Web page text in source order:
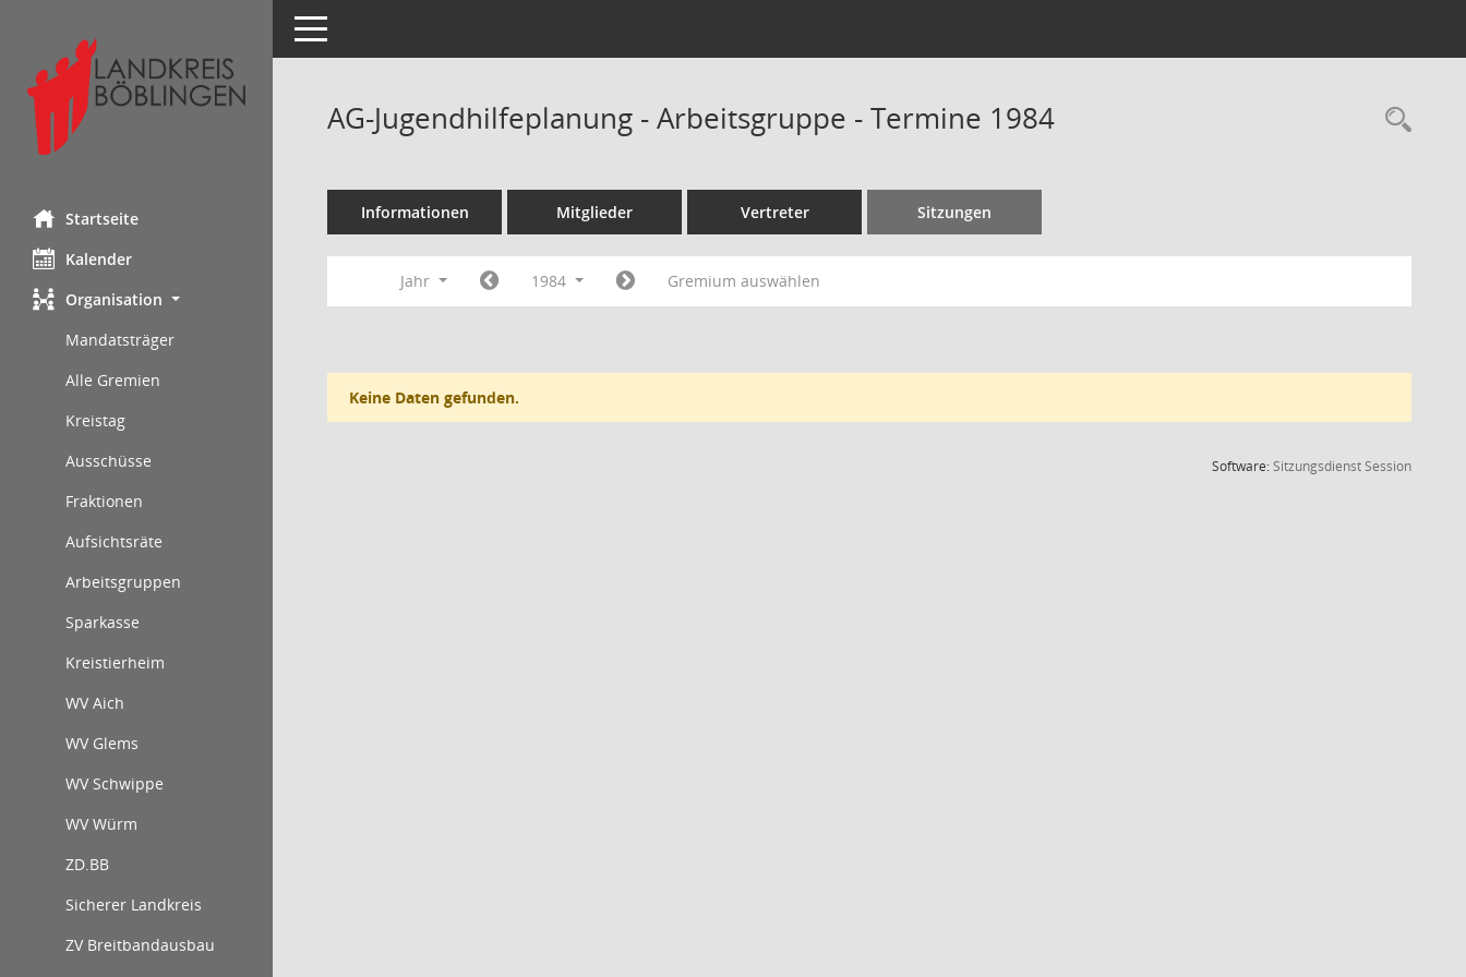
Startseite
Kalender
Organisation
Mandatsträger
Alle Gremien
Kreistag
Ausschüsse
Fraktionen
Aufsichtsräte
Arbeitsgruppen
Sparkasse
Kreistierheim
WV Aich
WV Glems
WV Schwippe
WV Würm
ZD.BB
Sicherer Landkreis
ZV Breitbandausbau
Toggle navigation
AG-Jugendhilfeplanung - Arbeitsgruppe - Termine 1984
Informationen Mitglieder Vertreter Sitzungen
Jahr 1984 Gremium auswählen
Keine Daten gefunden.
Software:SitzungsdienstSession(Wird in